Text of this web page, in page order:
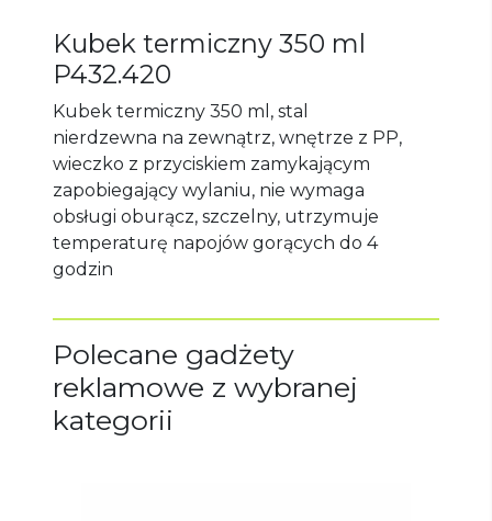
Kubek termiczny 350 ml
P432.420
Kubek termiczny 350 ml, stal
nierdzewna na zewnątrz, wnętrze z PP,
wieczko z przyciskiem zamykającym
zapobiegający wylaniu, nie wymaga
obsługi oburącz, szczelny, utrzymuje
temperaturę napojów gorących do 4
godzin
Polecane gadżety
reklamowe z wybranej
kategorii